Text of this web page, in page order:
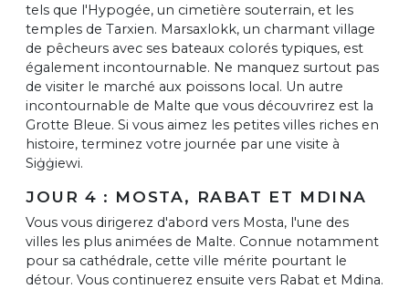
tels que l'Hypogée, un cimetière souterrain, et les
temples de Tarxien. Marsaxlokk, un charmant village
de pêcheurs avec ses bateaux colorés typiques, est
également incontournable. Ne manquez surtout pas
de visiter le marché aux poissons local. Un autre
incontournable de Malte que vous découvrirez est la
Grotte Bleue. Si vous aimez les petites villes riches en
histoire, terminez votre journée par une visite à
Siġġiewi.
JOUR 4 : MOSTA, RABAT ET MDINA
Vous vous dirigerez d'abord vers Mosta, l'une des
villes les plus animées de Malte. Connue notamment
pour sa cathédrale, cette ville mérite pourtant le
détour. Vous continuerez ensuite vers Rabat et Mdina.